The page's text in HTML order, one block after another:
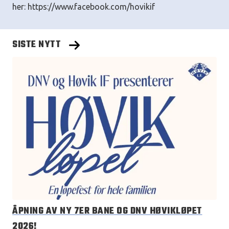
her: https://www.facebook.com/hovikif
SISTE NYTT
ÅPNING AV NY 7ER BANE OG DNV HØVIKLØPET